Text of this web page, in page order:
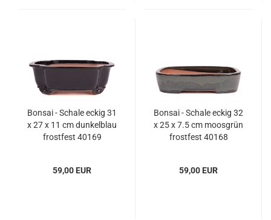
Bonsai - Schale eckig 31
x 27 x 11 cm dunkelblau
frostfest 40169
59,00 EUR
Bonsai - Schale eckig 32
x 25 x 7.5 cm moosgrün
frostfest 40168
59,00 EUR